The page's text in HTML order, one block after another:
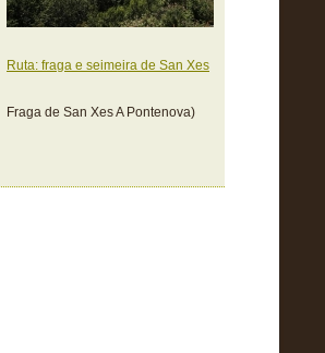
Ruta: fraga e seimeira de San Xes
Fraga de San Xes A Pontenova)